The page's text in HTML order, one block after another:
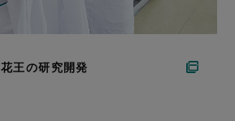
花王の研究開発